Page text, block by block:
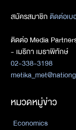
สมัครสมาชิกติดต่อเ
ติดต่อ Media
- เมธิกา เมธาพิทักษ์
02-338-3198
หมวดหมู่ข่าว
Economics